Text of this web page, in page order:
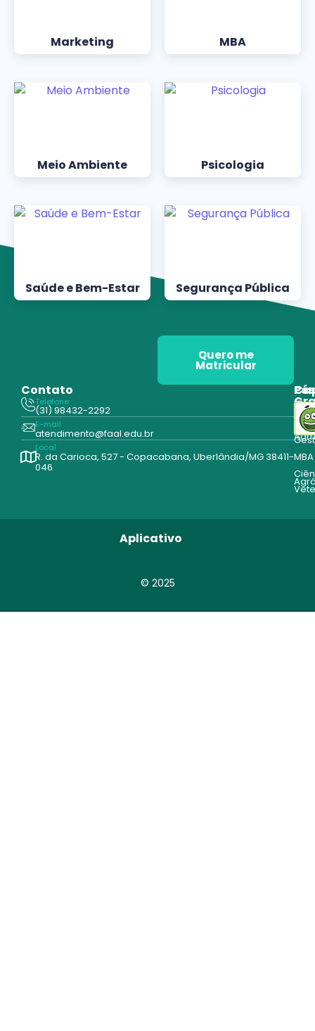
Marketing MBA
Meio Ambiente Psicologia
Saúde e Bem-Estar Segurança Pública
Quero me
Matricular
Contato
Telefone
(31) 98432-2292
E-mail
atendimento@faal.edu.br
Local
R. da Carioca, 527 - Copacabana, Uberlândia/MG 38411-
046
MBA
© 2025
Aplicativo